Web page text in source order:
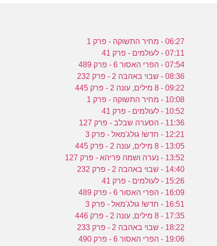
06:27 - מחיר התשוקה - פרק 1
07:11 - לעולמים - פרק 41
07:54 - הפרי האסור 6 - פרק 489
08:36 - שבוי באהבה 2 - פרק 232
09:22 - 8 מילים, עונה 2 - פרק 445
10:08 - מחיר התשוקה - פרק 1
10:52 - לעולמים - פרק 41
11:36 - הסערה שבלב - פרק 127
12:21 - חדש! גולג'מאל - פרק 3
13:05 - 8 מילים, עונה 2 - פרק 445
13:52 - נערה ושמה פריהא - פרק 127
14:40 - שבוי באהבה 2 - פרק 232
15:26 - לעולמים - פרק 41
16:09 - הפרי האסור 6 - פרק 489
16:51 - חדש! גולג'מאל - פרק 3
17:35 - 8 מילים, עונה 2 - פרק 446
18:22 - שבוי באהבה 2 - פרק 233
19:06 - הפרי האסור 6 - פרק 490